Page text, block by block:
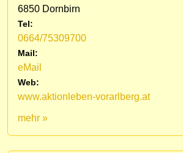
6850 Dornbirn
Tel:
0664/75309700
Mail:
eMail
Web:
www.aktionleben-vorarlberg.at
mehr »